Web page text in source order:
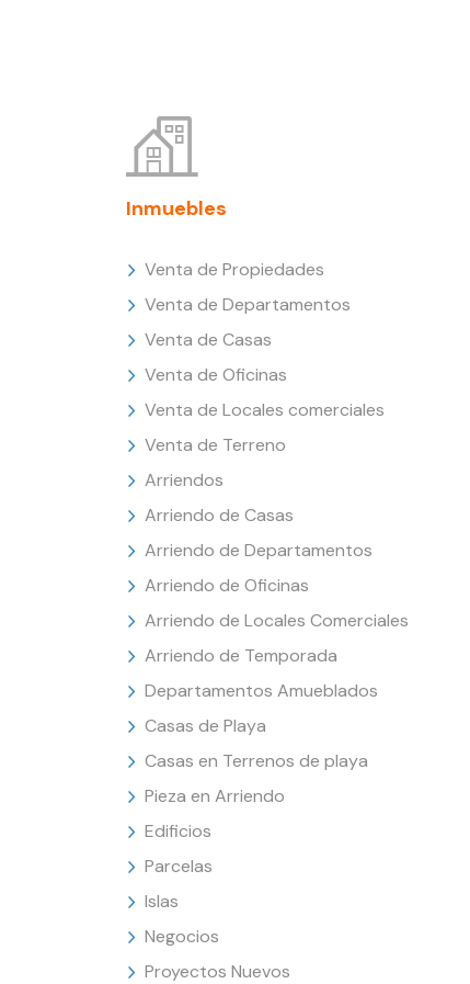
Inmuebles
Venta de Propiedades
Venta de Departamentos
Venta de Casas
Venta de Oficinas
Venta de Locales comerciales
Venta de Terreno
Arriendos
Arriendo de Casas
Arriendo de Departamentos
Arriendo de Oficinas
Arriendo de Locales Comerciales
Arriendo de Temporada
Departamentos Amueblados
Casas de Playa
Casas en Terrenos de playa
Pieza en Arriendo
Edificios
Parcelas
Islas
Negocios
Proyectos Nuevos